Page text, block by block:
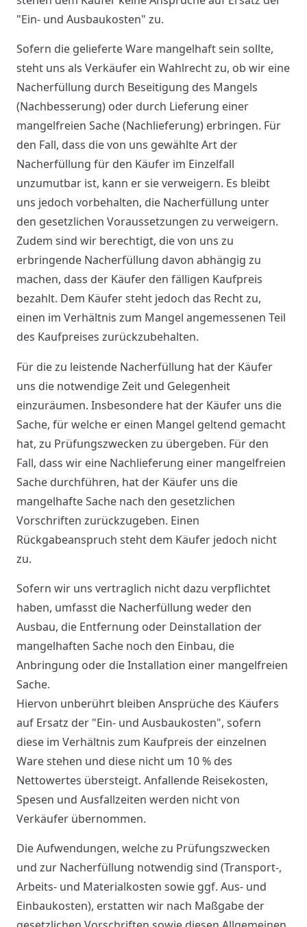
"Ein- und Ausbaukosten" zu.
Sofern die gelieferte Ware mangelhaft sein sollte,
steht uns als Verkäufer ein Wahlrecht zu, ob wir eine
Nacherfüllung durch Beseitigung des Mangels
(Nachbesserung) oder durch Lieferung einer
mangelfreien Sache (Nachlieferung) erbringen. Für
den Fall, dass die von uns gewählte Art der
Nacherfüllung für den Käufer im Einzelfall
unzumutbar ist, kann er sie verweigern. Es bleibt
uns jedoch vorbehalten, die Nacherfüllung unter
den gesetzlichen Voraussetzungen zu verweigern.
Zudem sind wir berechtigt, die von uns zu
erbringende Nacherfüllung davon abhängig zu
machen, dass der Käufer den fälligen Kaufpreis
bezahlt. Dem Käufer steht jedoch das Recht zu,
einen im Verhältnis zum Mangel angemessenen Teil
des Kaufpreises zurückzubehalten.
Für die zu leistende Nacherfüllung hat der Käufer
uns die notwendige Zeit und Gelegenheit
einzuräumen. Insbesondere hat der Käufer uns die
Sache, für welche er einen Mangel geltend gemacht
hat, zu Prüfungszwecken zu übergeben. Für den
Fall, dass wir eine Nachlieferung einer mangelfreien
Sache durchführen, hat der Käufer uns die
mangelhafte Sache nach den gesetzlichen
Vorschriften zurückzugeben. Einen
Rückgabeanspruch steht dem Käufer jedoch nicht
zu.
Sofern wir uns vertraglich nicht dazu verpflichtet
haben, umfasst die Nacherfüllung weder den
Ausbau, die Entfernung oder Deinstallation der
mangelhaften Sache noch den Einbau, die
Anbringung oder die Installation einer mangelfreien
Sache.
Hiervon unberührt bleiben Ansprüche des Käufers
auf Ersatz der "Ein- und Ausbaukosten", sofern
diese im Verhältnis zum Kaufpreis der einzelnen
Ware stehen und diese nicht um 10 % des
Nettowertes übersteigt. Anfallende Reisekosten,
Spesen und Ausfallzeiten werden nicht von
Verkäufer übernommen.
Die Aufwendungen, welche zu Prüfungszwecken
und zur Nacherfüllung notwendig sind (Transport-,
Arbeits- und Materialkosten sowie ggf. Aus- und
Einbaukosten), erstatten wir nach Maßgabe der